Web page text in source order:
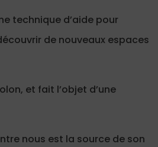
technique d’aide pour
de nouveaux espaces
et fait l’objet d’une
nous est la source de son